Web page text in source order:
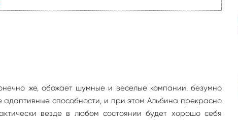
же, обожает шумные и веселые компании, безумно
способности, и при этом Альбина прекрасно
везде в любом состоянии будет хорошо себя